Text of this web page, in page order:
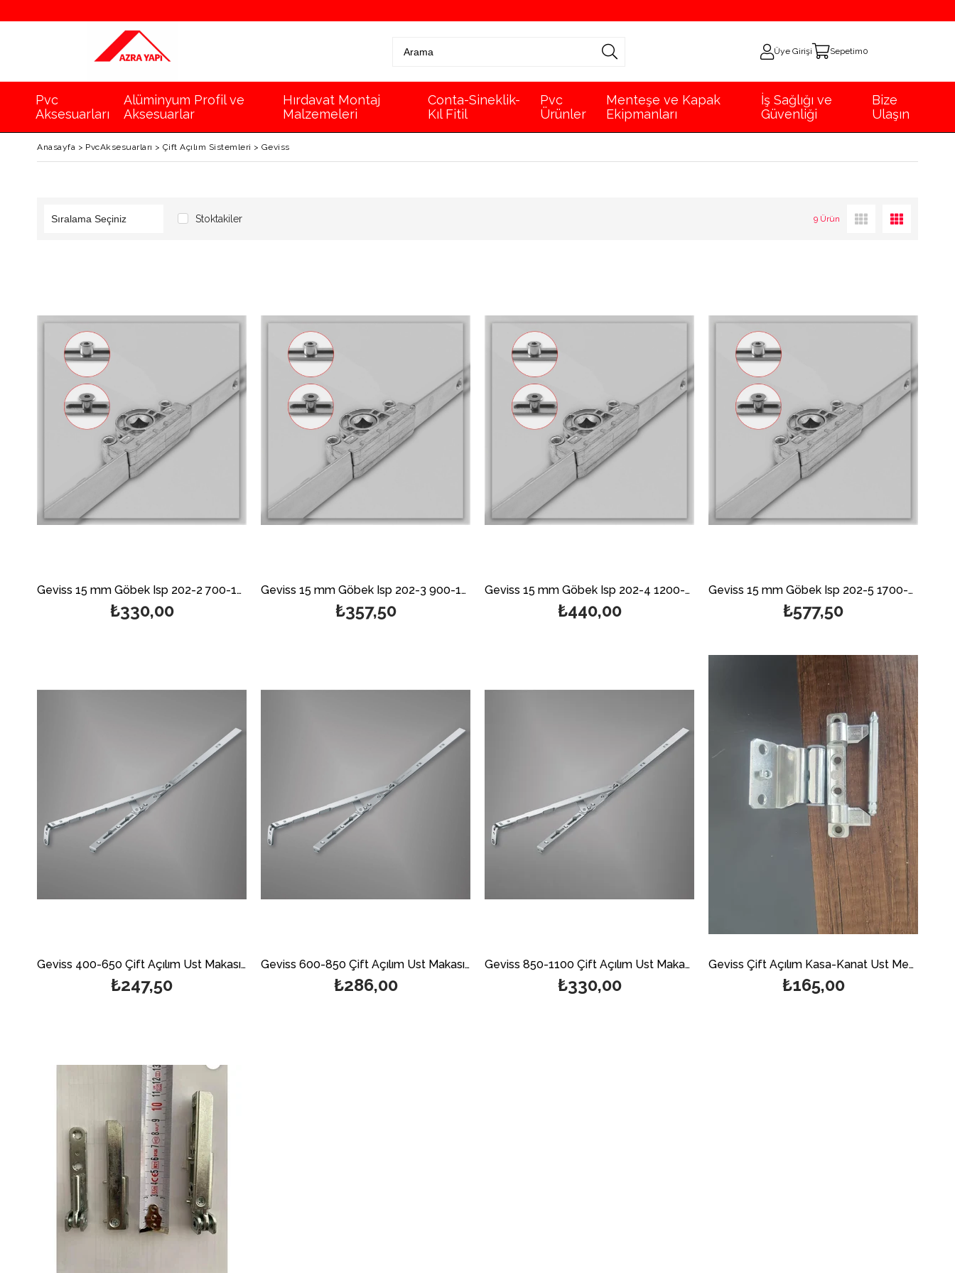
Üye Girişi Sepetim0
Pvc
Aksesuarları
Alüminyum Profil ve
Aksesuarlar
Hırdavat Montaj
Malzemeleri
Conta-Sineklik-
Kıl Fitil
Pvc
Ürünler
Menteşe ve Kapak
Ekipmanları
İş Sağlığı ve
Güvenliği
Bize
Ulaşın
Anasayfa > PvcAksesuarları > Çift Açılım Sistemleri > Geviss
Stoktakiler 9 Ürün
Geviss 15 mm Göbek Isp 202-2 700-1200 mm Çift Açılım Ön İspanyoleti (Açıklamayı Mutlaka Okuyunuz)
₺330,00
Geviss 15 mm Göbek Isp 202-3 900-1400 mm Çift Açılım Ön İspanyoleti (Açıklamayı Mutlaka Okuyunuz)
₺357,50
Geviss 15 mm Göbek Isp 202-4 1200-1700 mm Çift Açılım Ön İspanyoleti (Açıklamayı Mutlaka Okuyunuz)
₺440,00
Geviss 15 mm Göbek Isp 202-5 1700-2200 mm Çift Açılım Ön İspanyoleti (Açıklamayı Mutlaka Okuyunuz)
₺577,50
Geviss 400-650 Çift Açılım Üst Makası (Açıklamayı Mutlaka Okuyunuz)
₺247,50
Geviss 600-850 Çift Açılım Üst Makası (Açıklamayı Mutlaka Okuyunuz)
₺286,00
Geviss 850-1100 Çift Açılım Üst Makası (Açıklamayı Mutlaka Okuyunuz)
₺330,00
Geviss Çift Açılım Kasa-Kanat Üst Menteşe Seti 13 Aks
₺165,00